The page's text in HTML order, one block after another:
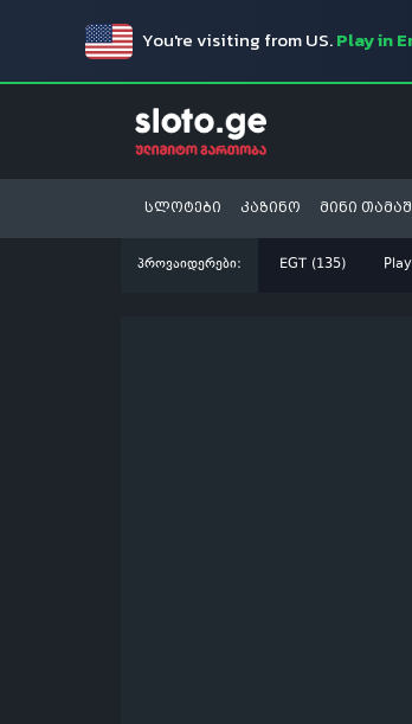
You're visiting from US.Play in
სლოტები კაზინო მინი
პროვაიდერები: EGT (135)